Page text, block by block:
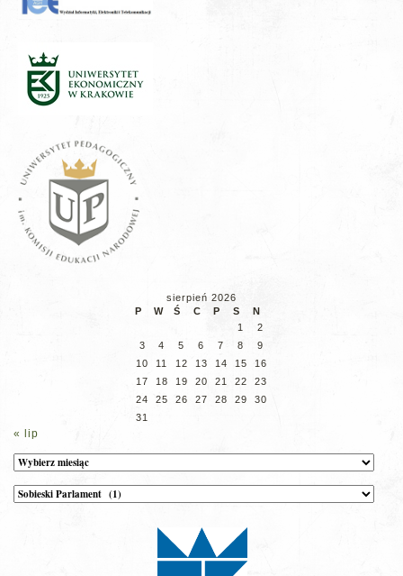
sierpień 2026
P
W Ś C P S
N
1
2
3
4 5 6 7 8
9
10
11 12 13 14 15
16
17
18 19 20 21 22
23
24
25 26 27 28 29
30
31
« lip
Archiwum
Kategorie
wpisów